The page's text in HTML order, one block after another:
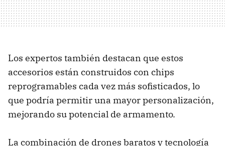
Los expertos también destacan que estos
accesorios están construidos con chips
reprogramables cada vez más sofisticados, lo
que podría permitir una mayor personalización,
mejorando su potencial de armamento.
La combinación de drones baratos y tecnología